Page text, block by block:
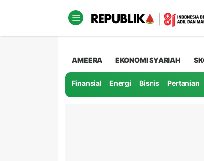
AMEERA EKONOMI SYARIAH
Finansial Energi Bisnis Pertanian